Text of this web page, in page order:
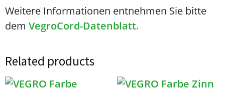
Weitere Informationen entnehmen Sie bitte
dem VegroCord-Datenblatt.
Related products